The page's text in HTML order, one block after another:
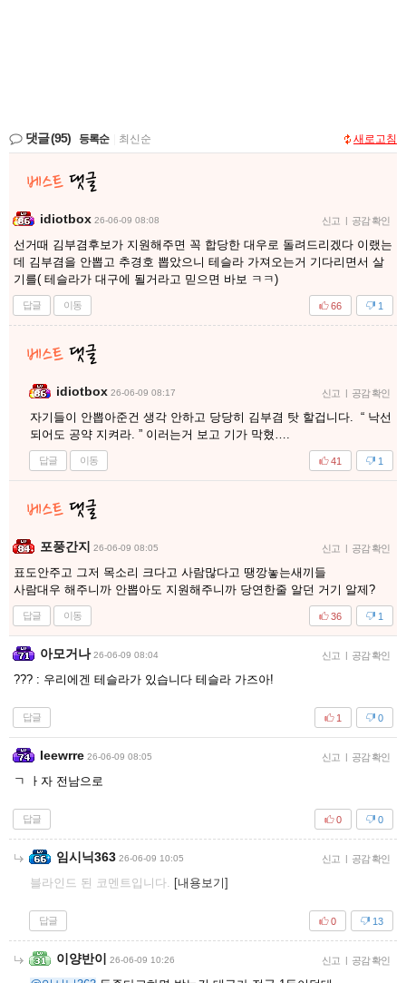
댓글(95) 등록순 최신순 새로고침
idiotbox 26-06-09 08:08 신고 공감 확인
선거때 김부겸후보가 지원해주면 꼭 합당한 대우로 돌려드리겠다 이랬는
데 김부겸을 안뽑고 추경호 뽑았으니 테슬라 가져오는거 기다리면서 살
기를( 테슬라가 대구에 될거라고 믿으면 바보 ㅋㅋ)
답글 이동 1
66
idiotbox 26-06-09 08:17 신고 공감 확인
자기들이 안뽑아준건 생각 안하고 당당히 김부겸 탓 할겁니다. “ 낙선
되어도 공약 지켜라. ” 이러는거 보고 기가 막혔….
답글 이동 1
41
포풍간지 26-06-09 08:05 신고 공감 확인
표도안주고 그저 목소리 크다고 사람많다고 땡깡놓는새끼들
사람대우 해주니까 안뽑아도 지원해주니까 당연한줄 알던 거기 알제?
답글 이동 1
36
아모거나 26-06-09 08:04 신고 공감 확인
??? : 우리에겐 테슬라가 있습니다 테슬라 가즈아!
답글 0
1
Ieewrre 26-06-09 08:05 신고 공감 확인
ㄱ ㅏ자 전남으로
답글 0
0
임시닉363 26-06-09 10:05 신고 공감 확인
블라인드 된 코멘트입니다. [내용보기]
답글 13
0
이양반이 26-06-09 10:26 신고 공감 확인